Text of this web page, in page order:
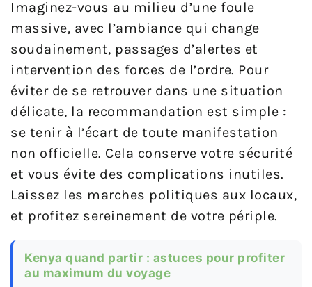
Imaginez-vous au milieu d’une foule
massive, avec l’ambiance qui change
soudainement, passages d’alertes et
intervention des forces de l’ordre. Pour
éviter de se retrouver dans une situation
délicate, la recommandation est simple :
se tenir à l’écart de toute manifestation
non officielle. Cela conserve votre sécurité
et vous évite des complications inutiles.
Laissez les marches politiques aux locaux,
et profitez sereinement de votre périple.
Kenya quand partir : astuces pour profiter
au maximum du voyage